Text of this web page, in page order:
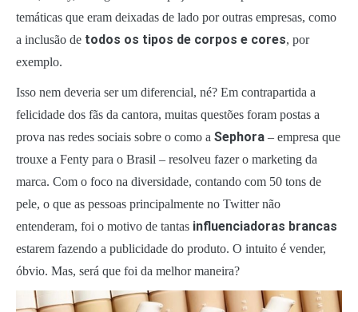
temáticas que eram deixadas de lado por outras empresas, como
a inclusão de todos os tipos de corpos e cores, por
exemplo.
Isso nem deveria ser um diferencial, né? Em contrapartida a
felicidade dos fãs da cantora, muitas questões foram postas a
prova nas redes sociais sobre o como a Sephora – empresa que
trouxe a Fenty para o Brasil – resolveu fazer o marketing da
marca. Com o foco na diversidade, contando com 50 tons de
pele, o que as pessoas principalmente no Twitter não
entenderam, foi o motivo de tantas influenciadoras brancas
estarem fazendo a publicidade do produto. O intuito é vender,
óbvio. Mas, será que foi da melhor maneira?